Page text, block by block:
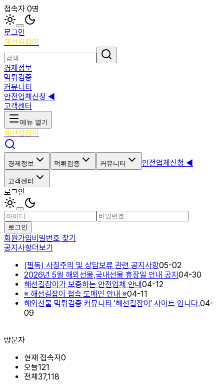
접속자 0명
로그인
해선길잡이
경제정보
먹튀검증
커뮤니티
안전업체신청 ◀
고객센터
메뉴 열기
해선길잡이
경제정보 먹튀검증 커뮤니티 안전업체신청 ◀
고객센터
로그인
로그인
회원가입비밀번호 찾기
공지사항더보기
(필독) 사칭주의 및 상담보류 관련 공지사항05-02
2026년 5월 해외선물,국내선물 휴장일 안내 공지04-30
해선길잡이가 보증하는 안전업체 안내04-12
※ 해선길잡이 접속 도메인 안내 ※04-11
해외선물 먹튀검증 커뮤니티 '해선길잡이' 사이트 입니다.04-
09
방문자
현재 접속자0
오늘121
전체37,118